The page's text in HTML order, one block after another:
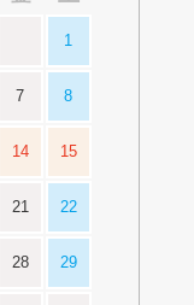
1
7 8
14 15
21 22
28 29